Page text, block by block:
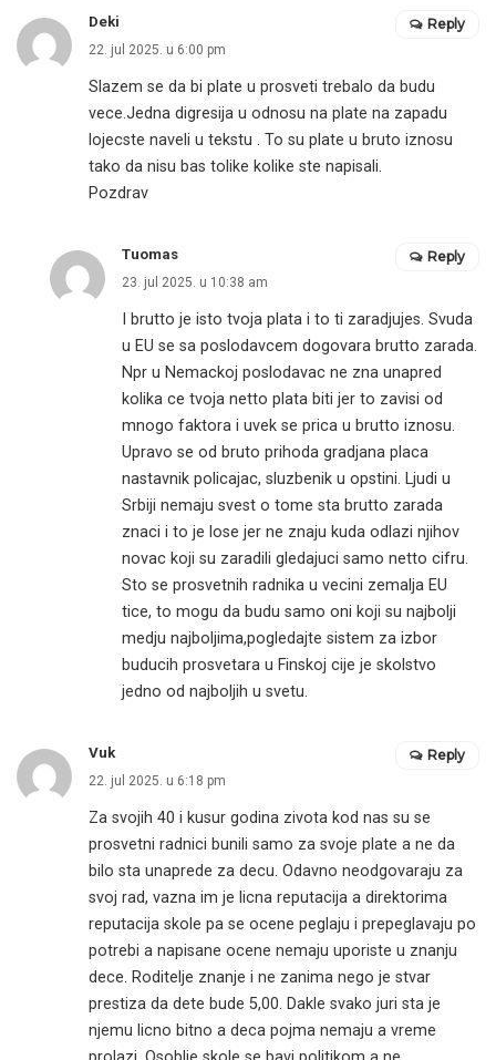
Deki
22. jul 2025. u 6:00 pm
Slazem se da bi plate u prosveti trebalo da budu
vece.Jedna digresija u odnosu na plate na zapadu
lojecste naveli u tekstu . To su plate u bruto iznosu
tako da nisu bas tolike kolike ste napisali.
Pozdrav
Reply
Tuomas
23. jul 2025. u 10:38 am
I brutto je isto tvoja plata i to ti zaradjujes. Svuda
u EU se sa poslodavcem dogovara brutto zarada.
Npr u Nemackoj poslodavac ne zna unapred
kolika ce tvoja netto plata biti jer to zavisi od
mnogo faktora i uvek se prica u brutto iznosu.
Upravo se od bruto prihoda gradjana placa
nastavnik policajac, sluzbenik u opstini. Ljudi u
Srbiji nemaju svest o tome sta brutto zarada
znaci i to je lose jer ne znaju kuda odlazi njihov
novac koji su zaradili gledajuci samo netto cifru.
Sto se prosvetnih radnika u vecini zemalja EU
tice, to mogu da budu samo oni koji su najbolji
medju najboljima,pogledajte sistem za izbor
buducih prosvetara u Finskoj cije je skolstvo
jedno od najboljih u svetu.
Reply
Vuk
22. jul 2025. u 6:18 pm
Za svojih 40 i kusur godina zivota kod nas su se
prosvetni radnici bunili samo za svoje plate a ne da
bilo sta unaprede za decu. Odavno neodgovaraju za
svoj rad, vazna im je licna reputacija a direktorima
reputacija skole pa se ocene peglaju i prepeglavaju po
potrebi a napisane ocene nemaju uporiste u znanju
dece. Roditelje znanje i ne zanima nego je stvar
prestiza da dete bude 5,00. Dakle svako juri sta je
njemu licno bitno a deca pojma nemaju a vreme
Reply